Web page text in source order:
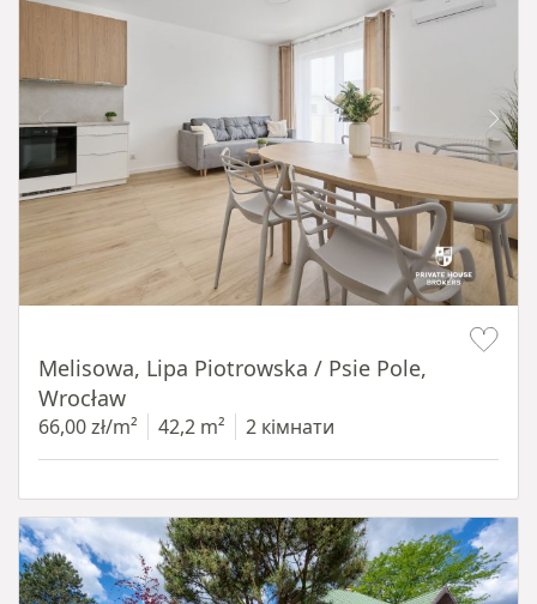
Melisowa, Lipa Piotrowska / Psie Pole,
Wrocław
66,00 zł/m² 42,2 m² 2 кімнати